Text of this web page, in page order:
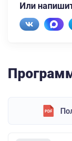
Или